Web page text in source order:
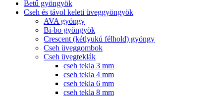
Betű gyöngyök
Cseh és távol keleti üveggyöngyök
AVA gyöngy
Bi-bo gyöngyök
Crescent (kétlyukú félhold) gyöngy
Cseh üveggombok
Cseh üvegteklák
cseh tekla 3 mm
cseh tekla 4 mm
cseh tekla 6 mm
cseh tekla 8 mm